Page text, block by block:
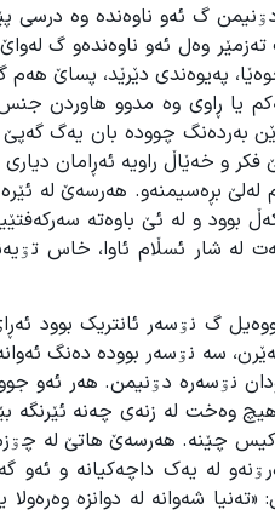
گ ئەو ناوەندە وە
وەل ئەو ناوەندەو گ
پەیوەندی دێرێد، پساێ
یا ڕاوی وە مدوو هاوردن
بەردەنگ چوودە بان یەگ
و خەێاڵ راویە ئەڕامان
بڕەسیمنەو. هەرسەێ لە
بوود و لە ئێ باوەتە
شار ئسڵام ئاوا، خاس
گ نۊسەر ئانتریک بوود
سە نۊسەر بوودە دەنگ
نۊسەرە دۊنیمن. هەر ئەو
وەخت له زنەی چەنه ئێرنگه
کیس چێنە. هەرسەێ هاتێ لە
لە یەک داچەکیانە و ئەو
شەوانه له دوانزه